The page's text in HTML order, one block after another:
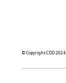
© Copyright CDD